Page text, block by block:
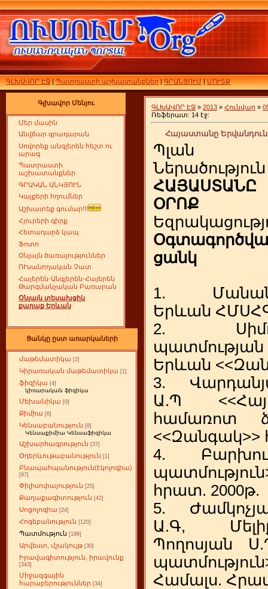
ԳԼԽԱՎՈՐ ԷՋ|Պատրաստի աշխատանքներ|ԳՐԱՆՑՈՒՄ|ՄՈՒՏՔ
Գլխավոր Մենյու
Մեր մասին
Անվճար գրադարան
Սովորեք անգլերեն հեշտ ու
արագ
Պատրաստի
աշխատանքներ
ԳՐԱԿԱՆ ԱՆԿՅՈՒՆ
Կայքերի հղումներ
Աշխատեք գումար!!!
Հյուրերի գիրք
Հետադարձ կապ
Ֆոտո
Օնլայն ծառայություններ
ՈՒսանողական Չատ
Հայերեն-Անգլերեն-Հայերեն
Թարգմանչական Բառարան
Օնլայն տեսախցիկ
քաղաք Երևան
Ցանկը ըստ առարկաների
մաթեմատիկա [2]
Կիրառական մաթեմատիկա [1]
ֆիզիկա [4]
կիռարական ֆիզիկա
Մեխանիկա [0]
Քիմիա [6]
Կենսաբանություն [8]
Կենսաքիմիա Կենսաֆիզիկա
Աշխարհագրություն [37]
Օդերևութաբանություն [1]
Բնապահպանություն(էկոլոգիա)
[97]
Փիլիսոփայություն [25]
Քաղաքագիտություն [42]
Սոցոլոգիա [24]
Հոգեբանություն [120]
Պատմություն [189]
Արվեստ, մշակույթ [30]
Իրավագիտություն, իրավունք
[343]
Միջազգային
հարաբերություններ [34]
ԳԼԽԱՎՈՐ ԷՋ » 2013 » Հունվար »
Ռեֆերատ: 14 էջ:
Հայաստանը
Պլան
Ներածություն
ՀԱՅԱՍՏԱՆԸ
ՕՐՈՔ
ցանկ
1.
Երևան
2.
Երևան
3.
Ա.Պ
համառոտ
<<Զանգակ>>
4.
հրատ. 2000թ.
5.
Ա.Գ,
Պողոսյան
Համալս.